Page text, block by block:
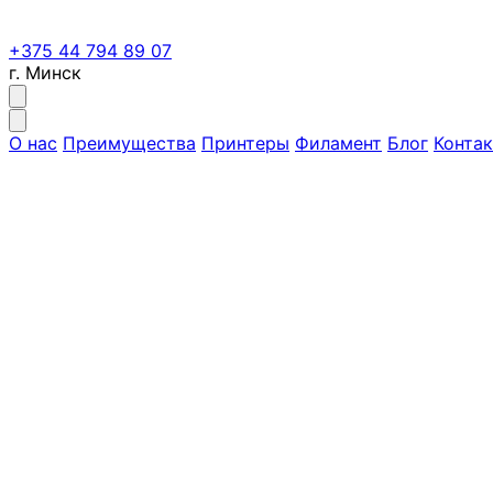
+375 44 794 89 07
г. Минск
О нас Преимущества Принтеры Филамент Блог